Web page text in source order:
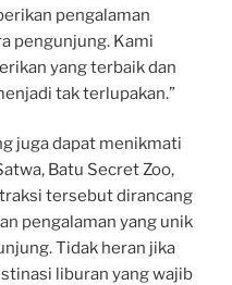
pengalaman
pengunjung. Kami
yang terbaik dan
tak terlupakan.”
juga dapat menikmati
Batu Secret Zoo,
tersebut dirancang
pengalaman yang unik
Tidak heran jika
liburan yang wajib